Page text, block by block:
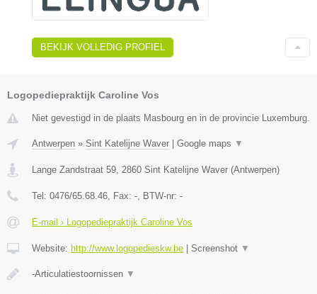
BEKIJK VOLLEDIG PROFIEL
Logopediepraktijk Caroline Vos
Niet gevestigd in de plaats Masbourg en in de provincie Luxemburg.
Antwerpen » Sint Katelijne Waver Google maps ▼
Lange Zandstraat 59, 2860 Sint Katelijne Waver (Antwerpen)
Tel: 0476/65.68.46, Fax: -, BTW-nr: -
E-mail › Logopediepraktijk Caroline Vos
Website: http://www.logopedieskw.be Screenshot ▼
-Articulatiestoornissen ▼